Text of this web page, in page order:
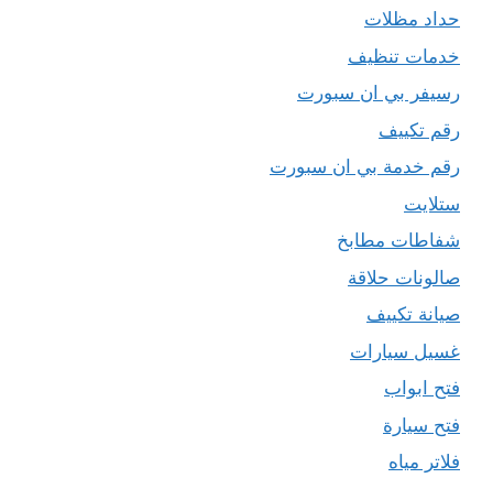
حداد مظلات
خدمات تنظيف
رسيفر بي ان سبورت
رقم تكييف
رقم خدمة بي ان سبورت
ستلايت
شفاطات مطابخ
صالونات حلاقة
صيانة تكييف
غسيل سيارات
فتح ابواب
فتح سيارة
فلاتر مياه